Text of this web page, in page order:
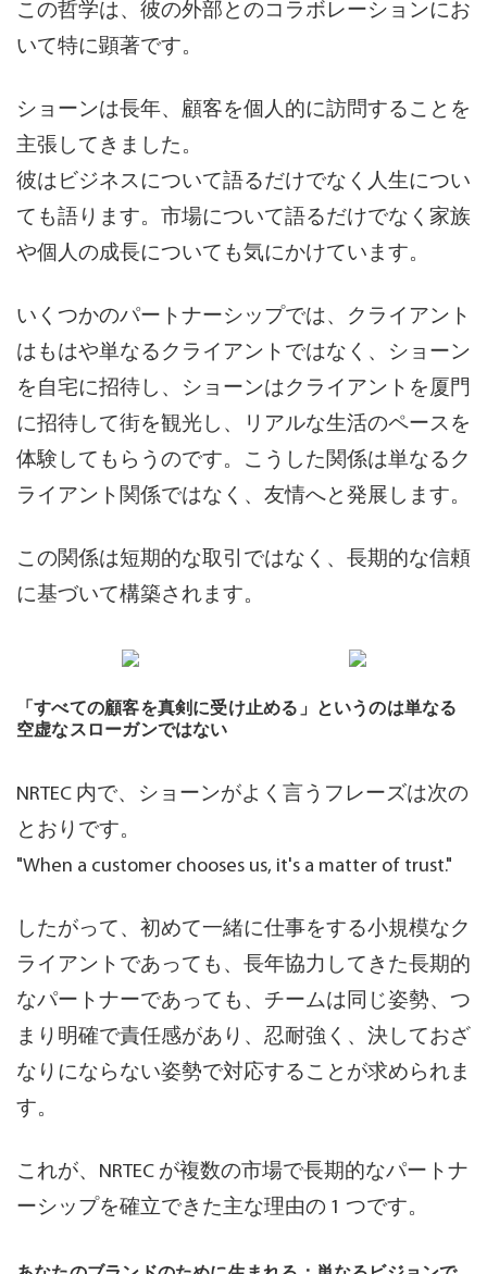
この哲学は、彼の外部とのコラボレーションにお
いて特に顕著です。
ショーンは長年、顧客を個人的に訪問することを
主張してきました。
彼はビジネスについて語るだけでなく人生につい
ても語ります。市場について語るだけでなく家族
や個人の成長についても気にかけています。
いくつかのパートナーシップでは、クライアント
はもはや単なるクライアントではなく、
ショーン
を自宅に招待し、ショーンはクライアントを厦門
に招待して街を観光し、リアルな生活のペースを
体験してもらうのです。こうした関係は単なるク
ライアント関係ではなく、友情へと発展します。
この関係は短期的な取引ではなく、長期的な信頼
に基づいて構築されます。
「すべての顧客を真剣に受け止める」というのは単なる
空虚なスローガンではない
NRTEC 内で、ショーンがよく言うフレーズは次の
とおりです。
"When a customer chooses us, it's a matter of trust."
したがって、初めて一緒に仕事をする小規模なク
ライアントであっても、長年協力してきた長期的
なパートナーであっても、 チームは同じ姿勢、つ
まり明確で責任感があり、忍耐強く、決しておざ
なりにならない姿勢で対応することが求められま
す。
これが、NRTEC が複数の市場で長期的なパートナ
ーシップを確立できた主な理由の 1 つです。